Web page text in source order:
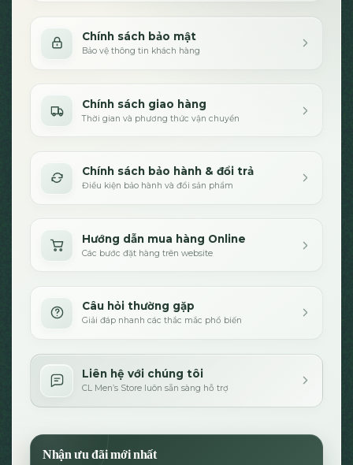
Chính sách bảo mật
Bảo vệ thông tin khách hàng
Chính sách giao hàng
Thời gian và phương thức vận chuyển
Chính sách bảo hành & đổi trả
Điều kiện bảo hành và đổi sản phẩm
Hướng dẫn mua hàng Online
Các bước đặt hàng trên website
Câu hỏi thường gặp
Giải đáp nhanh các thắc mắc phổ biến
Liên hệ với chúng tôi
CL Men’s Store luôn sẵn sàng hỗ trợ
Nhận ưu đãi mới nhất